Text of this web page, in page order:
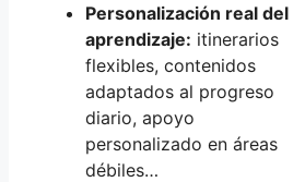
Personalización real del
aprendizaje: itinerarios
flexibles, contenidos
adaptados al progreso
diario, apoyo
personalizado en áreas
débiles…